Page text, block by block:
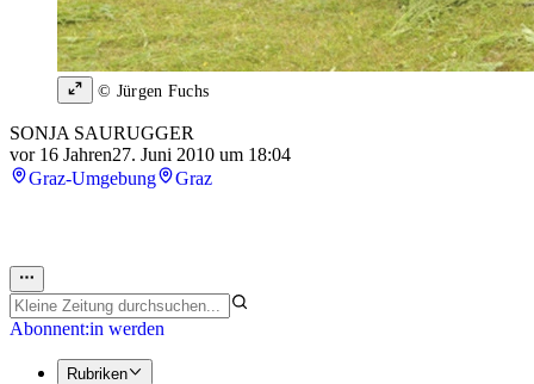
© Jürgen Fuchs
SONJA SAURUGGER
vor 16 Jahren27. Juni 2010 um 18:04
Graz-Umgebung
Graz
Abonnent:in werden
Rubriken